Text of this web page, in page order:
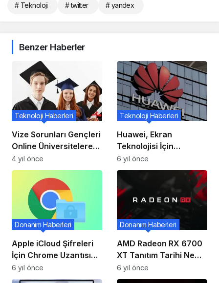
# Teknoloji # twitter # yandex
Benzer Haberler
Vize Sorunları Gençleri
Online Üniversitelere
Yöneltiyor
Teknoloji Haberleri
4 yıl önce
Huawei, Ekran
Teknolojisi İçin
MateDisplay ve
MateScreen
Görüşüyor
Teknoloji Haberleri
6 yıl önce
Apple iCloud Şifreleri
İçin Chrome Uzantısı
Paylaştı!
Donanım Haberleri
6 yıl önce
AMD Radeon RX 6700
XT Tanıtım Tarihi Ne
Zaman?
Donanım Haberleri
6 yıl önce